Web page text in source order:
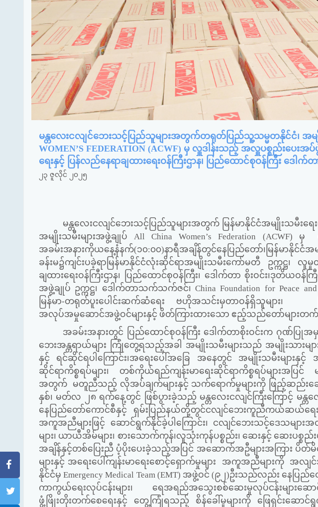
မန္တလေးငလျင်ဘေးသင့်ပြည်သူများအတွက်တရုတ်ပြည်သူ့သမ္မတနိုင်ငံ၊ အမျိုး
WOMEN’S FEDERATION (ACWF) မှ လှူဒါန်းသည့် အလှူပစ္စည်းပ
ရေးနှင့် ပြန်လည်နေရာချထားရေးဝန်ကြီးဌာန၊ ပြည်ထောင်စုဝန်ကြီး ဒေါ
၂၃ ဇူလိုင် ၂၀၂၅
မန္တလေးငလျင်ဘေးသင့်ပြည်သူများအတွက် မြန်မာနိုင်ငံအမျိုးသမီး
အမျိုးသမီးများအဖွဲ့ချုပ်All China Women’s Federation (ACWF) မှ လှူ
အခမ်းအနားကိုယနေ့နံနက်(၁၀:၀၀)နာရီအချိန်တွင်နေပြည်တော်၊မြန်မာနိုင်
ခန်းမ၌ကျင်းပခဲ့ရာမြန်မာနိုင်ငံလုံးဆိုင်ရာအမျိုးသမီးကော်မတီ ဥက္ကဋ္ဌ၊
ချထားရေးဝန်ကြီးဌာန၊ ပြည်ထောင်စုဝန်ကြီး၊ ဒေါက်တာ စိုးဝင်း၊ဒုတိယဝန်က
အဖွဲ့ချုပ် ဥက္ကဋ္ဌ၊ ဒေါက်တာသက်သက်ဇင်၊China Foundation for Peace
မြန်မာ-တရုတ်ပူးပေါင်းဆက်ဆံရေး ဗဟိုအသင်းမှတာဝန်ရှိသူများ၊ မြ
အလုပ်အမှုဆောင်အဖွဲ့ဝင်များနှင့် ဖိတ်ကြားထားသော ဧည့်သည်တော်များတ
အခမ်းအနားတွင် ပြည်ထောင်စုဝန်ကြီး ဒေါက်တာစိုးဝင်းက ဂုဏ်ပြုအမှ
ဘေးအန္တရာယ်များ ကြုံတွေ့ရသည့်အခါ အမျိုးသမီးများသည် အမျိုးသား
နှင့် ရင်ဆိုင်ရပါကြောင်း၊အရေးပေါ်အခြေ အနေတွင် အမျိုးသမီးများ
ဆိုင်ရာကိစ္စရပ်များ၊ တစ်ကိုယ်ရည်ကျန်းမာရေးဆိုင်ရာကိစ္စရပ်များအပြ
အတွက် မတူညီသည့် လိုအပ်ချက်များနှင့် သက်ရောက်မှုများကို ဖြည့်ဆည်းဆော
နှစ်၊ မတ်လ ၂၈ ရက်နေ့တွင် ဖြစ်ပွားခဲ့သည့် မန္တလေးငလျင်ကြီးကြောင့် မန္တ
နေပြည်တော်ကောင်စီနှင့် ရှမ်းပြည်နယ်တို့တွင်ငလျင်ဘေးကူညီကယ်ဆယ်ရေး
အကူအညီများဖြင့် ဆောင်ရွက်နိုင်ခဲ့ပါကြောင်း၊ ငလျင်ဘေးသင့်ဒေသမျ
များ၊ ယာယီအိမ်များ၊ စားသောက်ကုန်၊လူသုံးကုန်ပစ္စည်း၊ ဆေးနှင့် ဆေးပစ္စည်း
အချိန်နှင့်တစ်ပြေးညီ ပံ့ပိုးပေးခဲ့သည့်အပြင် အဆောက်အဦများအကြား ပိ
များနှင့် အရေးပေါ်ကျန်းမာရေးစောင့်ရှောက်မှုများ အကူအညီများကို အလ
နိုင်ငံမှEmergency Medical Team (EMT) အဖွဲ့ဝင် (၉၂)ဦးသည်လည်း နေပြည်တေ
ကာကွယ်ရေးလုပ်ငန်းများ၊ ရေအရည်အသွေးစစ်ဆေးမှုလုပ်ငန်းများဆော
ဖွံ့ဖြိုးတိုးတက်စေရေးနှင့် တွေ့ကြုံရသည့် စိန်ခေါ်မှုများကို ဖြေရှင်းဆော